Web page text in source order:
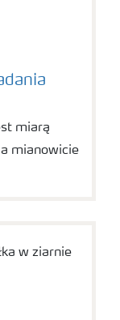
miarą
mianowicie